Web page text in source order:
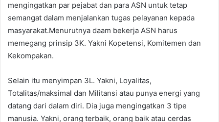
mengingatkan par pejabat dan para ASN untuk tetap
semangat dalam menjalankan tugas pelayanan kepada
masyarakat.Menurutnya daam bekerja ASN harus
memegang prinsip 3K. Yakni Kopetensi, Komitemen dan
Kekompakan.
Selain itu menyimpan 3L. Yakni, Loyalitas,
Totalitas/maksimal dan Militansi atau punya energi yang
datang dari dalam diri. Dia juga mengingatkan 3 tipe
manusia. Yakni, orang terbaik, orang baik atau cerdas